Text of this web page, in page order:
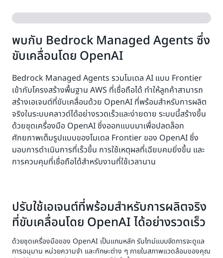
พบกับ Bedrock Managed Agents ซึ่ง
ขับเคลื่อนโดย OpenAI
Bedrock Managed Agents รวมโมเดล AI แบบ Frontier
เข้ากับโครงสร้างพื้นฐาน AWS ที่เชื่อถือได้ ทำให้ลูกค้าสามารถ
สร้างเอเจนต์ที่ขับเคลื่อนด้วย OpenAI ที่พร้อมสำหรับการผลิต
จริงในระบบคลาวด์ได้อย่างรวดเร็วและง่ายดาย ระบบนี้สร้างขึ้น
ด้วยชุดเครื่องมือ OpenAI ซึ่งออกแบบมาเพื่อปลดล็อก
ศักยภาพเต็มรูปแบบของโมเดล Frontier ของ OpenAI ซึ่ง
มอบการดำเนินการที่เร็วขึ้น การใช้เหตุผลที่เฉียบคมยิ่งขึ้น และ
การควบคุมที่เชื่อถือได้สำหรับงานที่ใช้เวลานาน
ปรับใช้เอเจนต์ที่พร้อมสำหรับการผลิตจริง
ที่ขับเคลื่อนโดย OpenAI ได้อย่างรวดเร็ว
ด้วยชุดเครื่องมือของ OpenAI เป็นแกนหลัก รันไทม์แบบจัดการจะดูแล
การอนุมาน หน่วยความจำ และทักษะต่าง ๆ ภายในสภาพแวดล้อมของคุณ